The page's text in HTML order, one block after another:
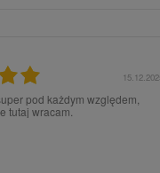
z Waszych produktów